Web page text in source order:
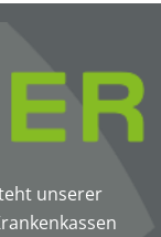
unserer